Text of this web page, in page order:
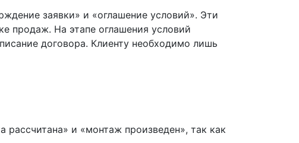
заявки» и «оглашение условий». Эти
продаж. На этапе оглашения условий
договора. Клиенту необходимо лишь
и «монтаж произведен», так как